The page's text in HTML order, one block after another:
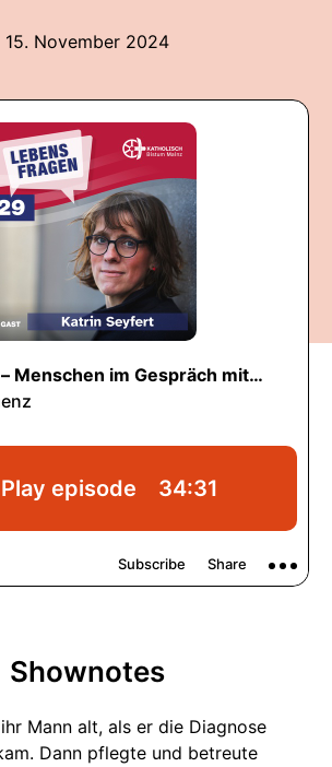
15. November 2024
Shownotes
Mann alt, als er die Diagnose
Dann pflegte und betreute